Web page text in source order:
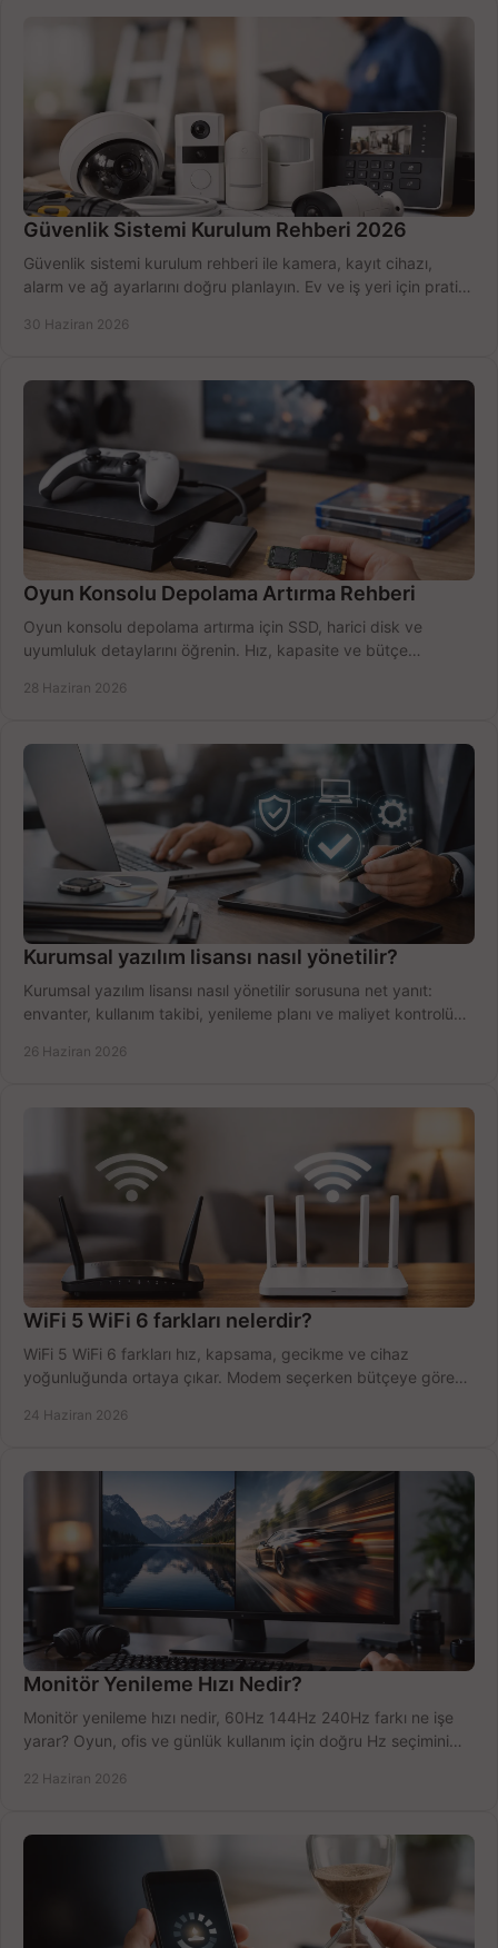
Güvenlik Sistemi Kurulum Rehberi 2026
Güvenlik sistemi kurulum rehberi ile kamera, kayıt cihazı,
alarm ve ağ ayarlarını doğru planlayın. Ev ve iş yeri için pratik
30 Haziran 2026
Oyun Konsolu Depolama Artırma Rehberi
Oyun konsolu depolama artırma için SSD, harici disk ve
uyumluluk detaylarını öğrenin. Hız, kapasite ve bütçe
28 Haziran 2026
Kurumsal yazılım lisansı nasıl yönetilir?
Kurumsal yazılım lisansı nasıl yönetilir sorusuna net yanıt:
envanter, kullanım takibi, yenileme planı ve maliyet kontrolü
26 Haziran 2026
WiFi 5 WiFi 6 farkları nelerdir?
WiFi 5 WiFi 6 farkları hız, kapsama, gecikme ve cihaz
yoğunluğunda ortaya çıkar. Modem seçerken bütçeye göre
24 Haziran 2026
Monitör Yenileme Hızı Nedir?
Monitör yenileme hızı nedir, 60Hz 144Hz 240Hz farkı ne işe
yarar? Oyun, ofis ve günlük kullanım için doğru Hz seçimini
22 Haziran 2026